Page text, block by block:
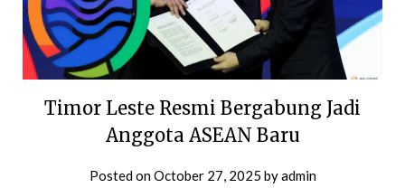
Timor Leste Resmi Bergabung Jadi
Anggota ASEAN Baru
Posted onOctober 27, 2025 byadmin